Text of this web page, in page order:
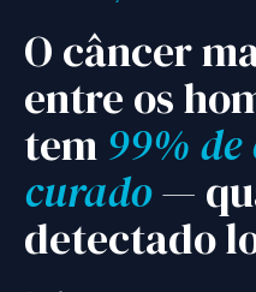
O câncer
entre os
tem 99% de
curado—
detectado